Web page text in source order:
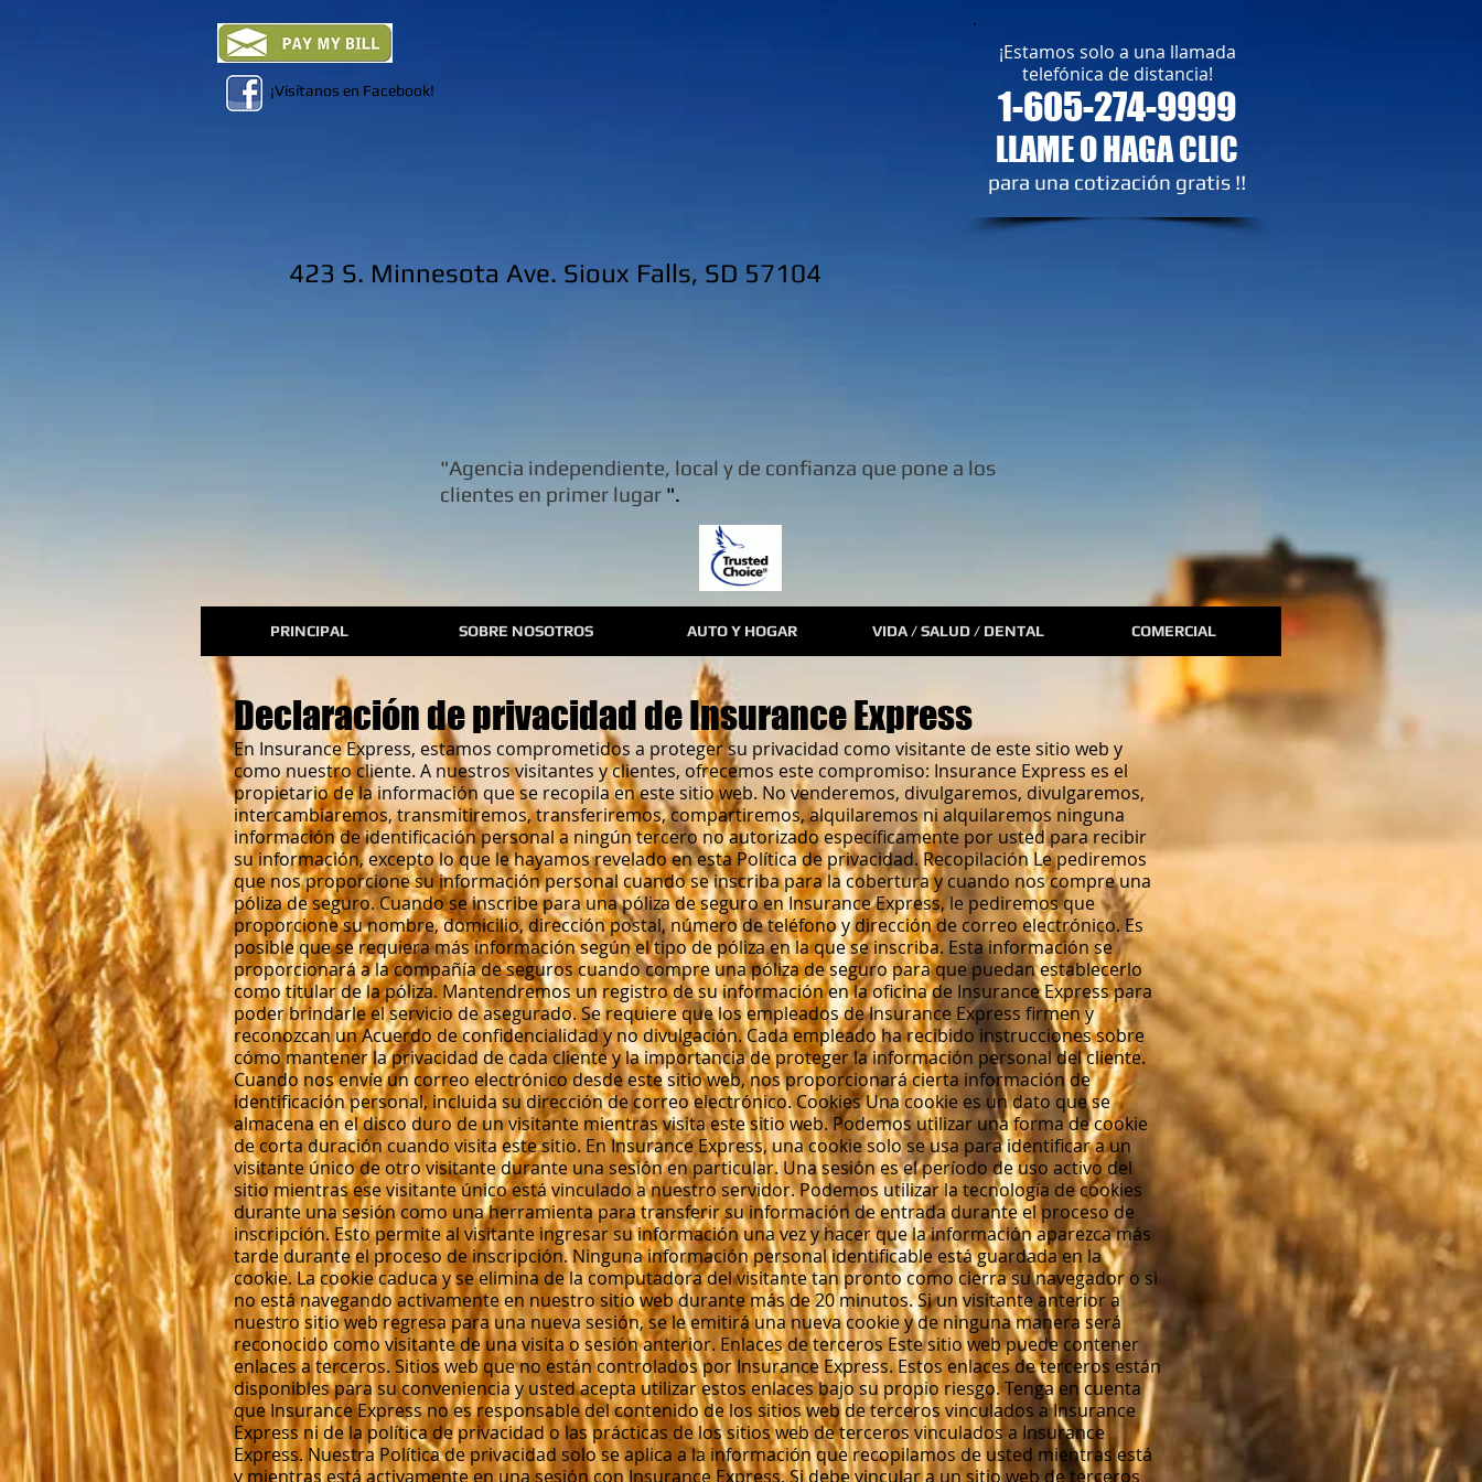
¡Visítanos en Facebook!
¡Estamos solo a una llamada
telefónica de distancia!
1-605-274-9999
LLAME O HAGA CLIC
para una cotización gratis !!
423 S. Minnesota Ave. Sioux Falls, SD 57104
"Agencia independiente, local y de confianza que pone a los
clientes en primer lugar ".
Declaración de privacidad de Insurance Express
En Insurance Express, estamos comprometidos a proteger su privacidad como visitante de este sitio web y
como nuestro cliente. A nuestros visitantes y clientes, ofrecemos este compromiso: Insurance Express es el
propietario de la información que se recopila en este sitio web. No venderemos, divulgaremos, divulgaremos,
intercambiaremos, transmitiremos, transferiremos, compartiremos, alquilaremos ni alquilaremos ninguna
información de identificación personal a ningún tercero no autorizado específicamente por usted para recibir
su información, excepto lo que le hayamos revelado en esta Política de privacidad. Recopilación Le pediremos
que nos proporcione su información personal cuando se inscriba para la cobertura y cuando nos compre una
póliza de seguro. Cuando se inscribe para una póliza de seguro en Insurance Express, le pediremos que
proporcione su nombre, domicilio, dirección postal, número de teléfono y dirección de correo electrónico. Es
posible que se requiera más información según el tipo de póliza en la que se inscriba. Esta información se
proporcionará a la compañía de seguros cuando compre una póliza de seguro para que puedan establecerlo
como titular de la póliza. Mantendremos un registro de su información en la oficina de Insurance Express para
poder brindarle el servicio de asegurado. Se requiere que los empleados de Insurance Express firmen y
reconozcan un Acuerdo de confidencialidad y no divulgación. Cada empleado ha recibido instrucciones sobre
cómo mantener la privacidad de cada cliente y la importancia de proteger la información personal del cliente.
Cuando nos envíe un correo electrónico desde este sitio web, nos proporcionará cierta información de
identificación personal, incluida su dirección de correo electrónico. Cookies Una cookie es un dato que se
almacena en el disco duro de un visitante mientras visita este sitio web. Podemos utilizar una forma de cookie
de corta duración cuando visita este sitio. En Insurance Express, una cookie solo se usa para identificar a un
visitante único de otro visitante durante una sesión en particular. Una sesión es el período de uso activo del
sitio mientras ese visitante único está vinculado a nuestro servidor. Podemos utilizar la tecnología de cookies
durante una sesión como una herramienta para transferir su información de entrada durante el proceso de
inscripción. Esto permite al visitante ingresar su información una vez y hacer que la información aparezca más
tarde durante el proceso de inscripción. Ninguna información personal identificable está guardada en la
cookie. La cookie caduca y se elimina de la computadora del visitante tan pronto como cierra su navegador o si
no está navegando activamente en nuestro sitio web durante más de 20 minutos. Si un visitante anterior a
nuestro sitio web regresa para una nueva sesión, se le emitirá una nueva cookie y de ninguna manera será
reconocido como visitante de una visita o sesión anterior. Enlaces de terceros Este sitio web puede contener
enlaces a terceros. Sitios web que no están controlados por Insurance Express. Estos enlaces de terceros están
disponibles para su conveniencia y usted acepta utilizar estos enlaces bajo su propio riesgo. Tenga en cuenta
que Insurance Express no es responsable del contenido de los sitios web de terceros vinculados a Insurance
Express ni de la política de privacidad o las prácticas de los sitios web de terceros vinculados a Insurance
Express. Nuestra Política de privacidad solo se aplica a la información que recopilamos de usted mientras está
y mientras está activamente en una sesión con Insurance Express. Si debe vincular a un sitio web de terceros
PRINCIPAL SOBRE NOSOTROS AUTO Y HOGAR VIDA / SALUD / DENTAL COMERCIAL